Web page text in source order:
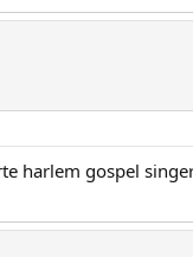
harlem gospel